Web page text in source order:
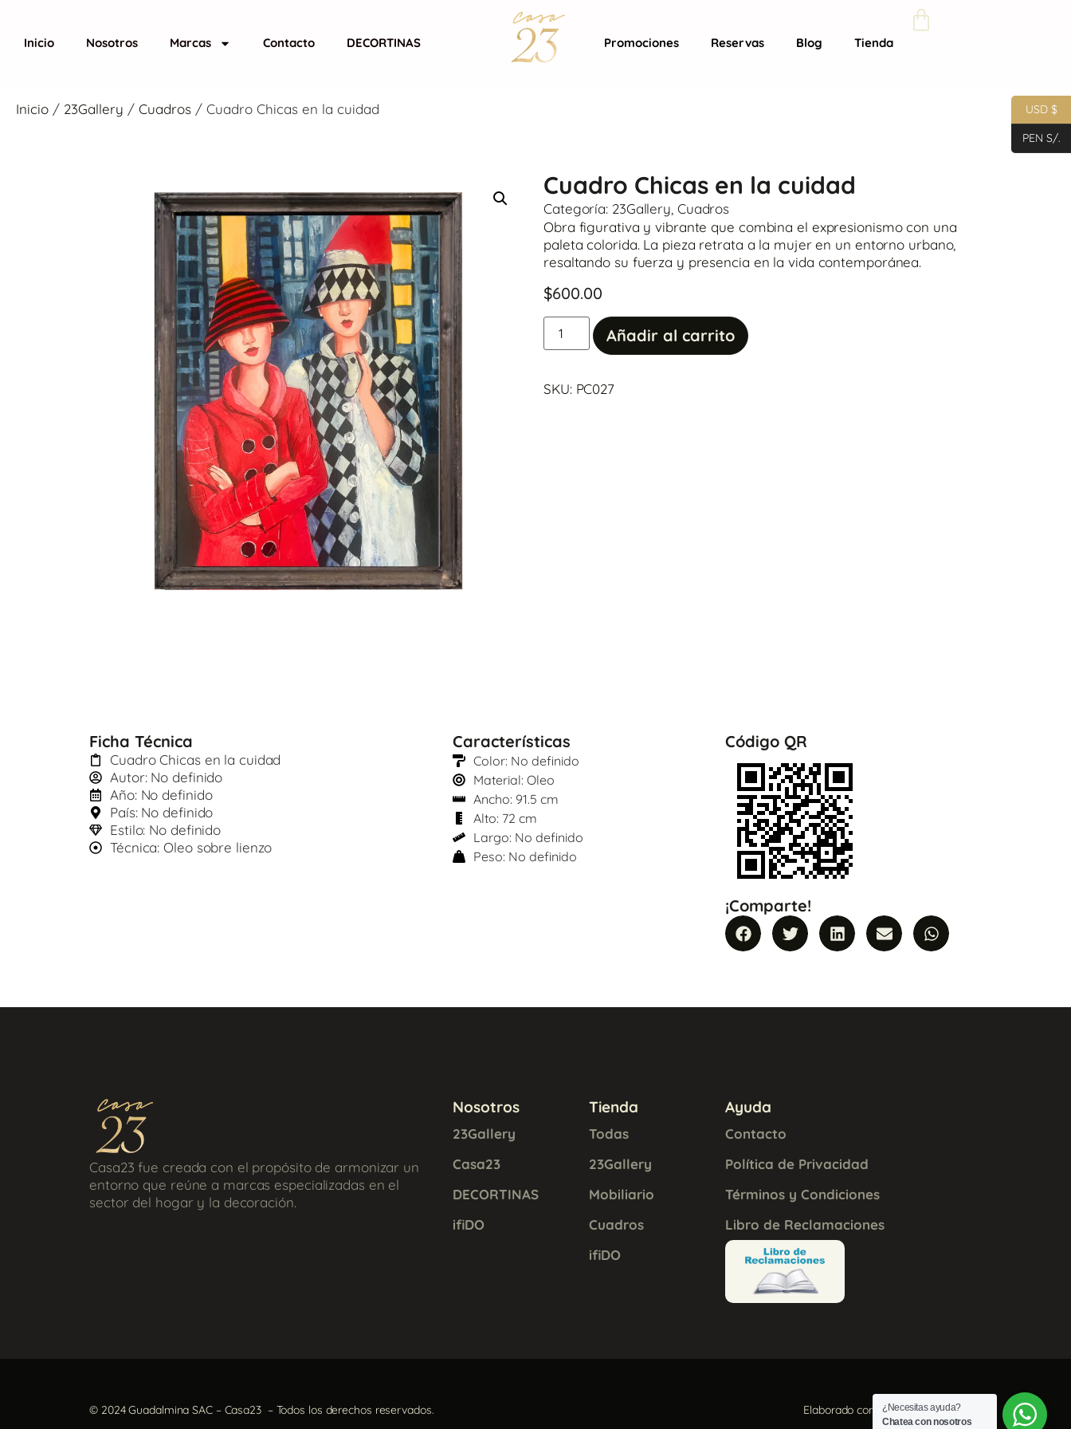
Inicio Nosotros Marcas Contacto DECORTINAS Promociones Reservas Blog Tienda
Inicio / 23Gallery / Cuadros / Cuadro Chicas en la cuidad
Categoría: 23Gallery Cuadros
Cuadro Chicas en la cuidad
Obra figurativa y vibrante que combina el expresionismo con una
paleta colorida. La pieza retrata a la mujer en un entorno urbano,
resaltando su fuerza y presencia en la vida contemporánea.
$600.00
Añadir al carrito
SKU: PC027
Ficha Técnica
Cuadro Chicas en la cuidad
Autor: No definido
Año: No definido
País: No definido
Estilo: No definido
Técnica: Oleo sobre lienzo
Características
Color: No definido
Material: Oleo
Ancho: 91.5 cm
Alto: 72 cm
Largo: No definido
Peso: No definido
Código QR
¡Comparte!
Casa23 fue creada con el propósito de armonizar un
entorno que reúne a marcas especializadas en el
sector del hogar y la decoración.
Nosotros
23Gallery
Casa23
DECORTINAS
ifiDO
Tienda
Todas
23Gallery
Mobiliario
Cuadros
ifiDO
Ayuda
Contacto
Política de Privacidad
Términos y Condiciones
Libro de Reclamaciones
© 2024 Guadalmina SAC – Casa23 – Todos los derechos reservados. Elaborado con porAura Creativa
USD $
PEN S/.
¿Necesitas ayuda?
Chatea con nosotros